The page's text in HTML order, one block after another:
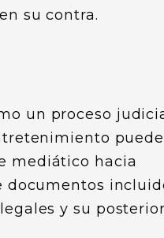
su contra.
un proceso
puede
mediático hacia
documentos
y su